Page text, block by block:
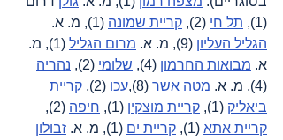
(1),
תל חי (2), קריית שמונה (1), מ. א.
הגליל העליון (9), מ. א. מרום הגליל
(1), מ.
א. מבואות החרמון (4), שלומי (2),
נהריה
(4), מ. א.
מטה אשר (8), עכו (2),
קריית
ביאליק (1), קריית מוצקין (1), חיפה (2),
קריית אתא (1), קריית ים (1), מ. א.
זבולון